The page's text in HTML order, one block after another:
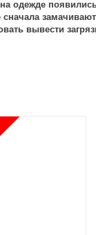
одежде
сначала
вывести